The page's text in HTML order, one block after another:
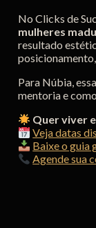
No Clicks de
mulheres
resultado
Para Núbia,
mentoria e
Quer viver
Veja datas
Baixe o guia
Agende sua